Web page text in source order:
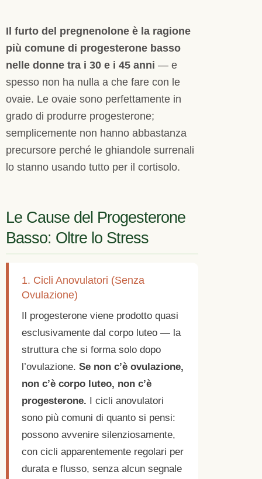
Il furto del pregnenolone è la ragione
più comune di progesterone basso
nelle donne tra i 30 e i 45 anni — e
spesso non ha nulla a che fare con le
ovaie. Le ovaie sono perfettamente in
grado di produrre progesterone;
semplicemente non hanno abbastanza
precursore perché le ghiandole surrenali
lo stanno usando tutto per il cortisolo.
Le Cause del Progesterone
Basso: Oltre lo Stress
1. Cicli Anovulatori (Senza
Ovulazione)
Il progesterone viene prodotto quasi
esclusivamente dal corpo luteo — la
struttura che si forma solo dopo
l’ovulazione. Se non c’è ovulazione,
non c’è corpo luteo, non c’è
progesterone. I cicli anovulatori
sono più comuni di quanto si pensi:
possono avvenire silenziosamente,
con cicli apparentemente regolari per
durata e flusso, senza alcun segnale